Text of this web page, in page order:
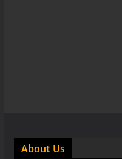
About Us